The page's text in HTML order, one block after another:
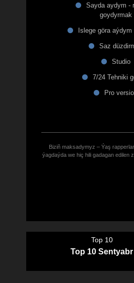
Sayda aydym -
goydyrmak
Islege göra
Saz
Studio
7/24 Tehniki
Pro
Biziñ maksadymyz – Ýaş
ýagdaýda we hiç hili gadagan
Top 10
Top 10 Sentyabr